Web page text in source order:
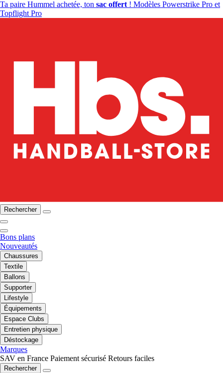
Ta paire Hummel achetée, ton sac offert ! Modèles Powerstrike Pro et
Topflight Pro
Rechercher
Bons plans
Nouveautés
Chaussures
Textile
Ballons
Supporter
Lifestyle
Équipements
Espace Clubs
Entretien physique
Déstockage
Marques
SAV en France Paiement sécurisé Retours faciles
Rechercher